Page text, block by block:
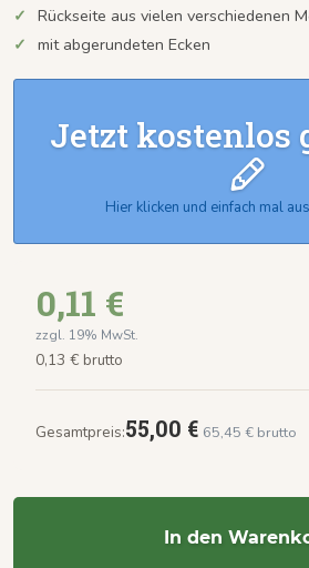
Rückseite aus vielen verschiedenen
mit abgerundeten Ecken
Hier klicken und einfach mal
0,11 €
zzgl. 19% MwSt.
0,13 € brutto
Gesamtpreis:55,00 € 65,45 € brutto
In den